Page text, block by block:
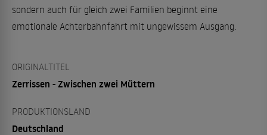
sondern auch für gleich zwei Familien beginnt eine
emotionale Achterbahnfahrt mit ungewissem Ausgang.
ORIGINALTITEL
Zerrissen - Zwischen zwei Müttern
PRODUKTIONSLAND
Deutschland